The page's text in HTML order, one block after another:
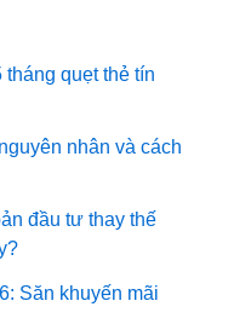
quẹt thẻ tín
nhân và cách
đầu tư thay thế
Săn khuyến mãi